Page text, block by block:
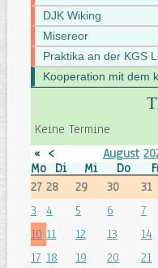
DJK Wiking
Misereor
Praktika an der KGS
Kooperation mit dem
Keine Termine
« < August
Mo
Di Mi Do
27 28 29 30 31
3
4 5 6 7
10 11 12 13 14
17 18 19 20 21